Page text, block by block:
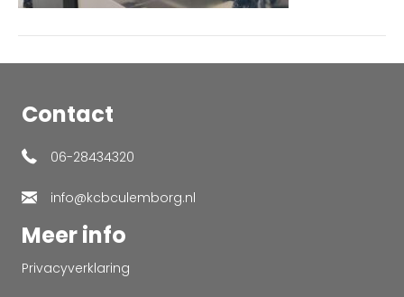
Contact
06-28434320
info@kcbculemborg.nl
Meer info
Privacyverklaring